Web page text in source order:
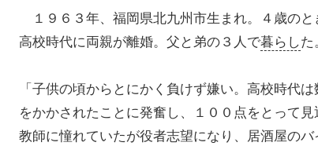
１９６３年、福岡県北九州市生まれ。４歳の
高校時代に両親が離婚。父と弟の３人で暮らした
「子供の頃からとにかく負けず嫌い。高校時代
をかかされたことに発奮し、１００点をとって
教師に憧れていたが役者志望になり、居酒屋の